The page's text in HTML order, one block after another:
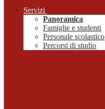
Servizi
Panoramica
Famiglie e studenti
Personale scolastico
Percorsi di studio